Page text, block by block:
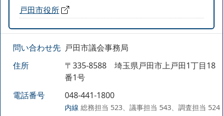
戸田市役所
問い合わせ先 戸田市議会事務局
住所
〒335-8588 埼玉県戸田市上戸田1丁目18
番1号
電話番号
048-441-1800
内線 総務担当 523、議事担当 543、調査担当 524